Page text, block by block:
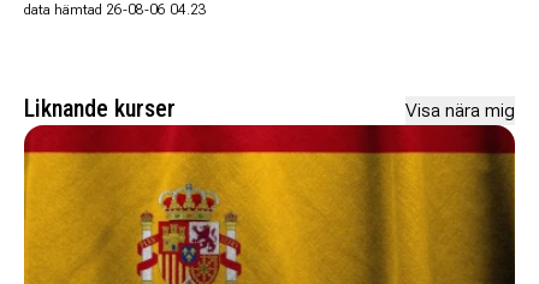
data hämtad 26-08-06 04.23
Liknande kurser Visa nära mig